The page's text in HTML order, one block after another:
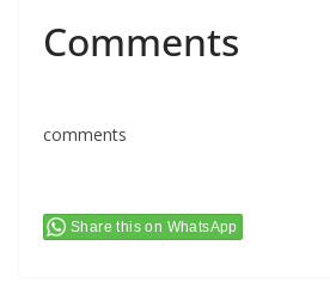
Comments
comments
Share this on WhatsApp